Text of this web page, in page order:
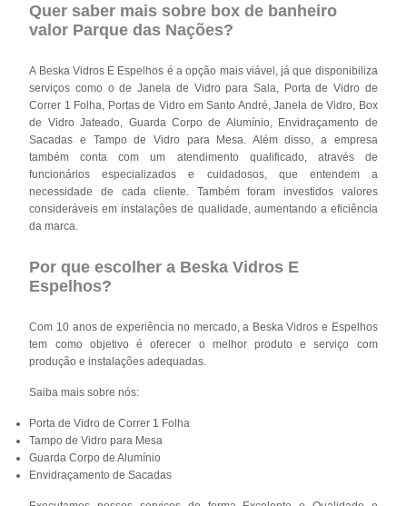
Quer saber mais sobre box de banheiro
valor Parque das Nações?
A Beska Vidros E Espelhos é a opção mais viável, já que disponibiliza
serviços como o de Janela de Vidro para Sala, Porta de Vidro de
Correr 1 Folha, Portas de Vidro em Santo André, Janela de Vidro, Box
de Vidro Jateado, Guarda Corpo de Alumínio, Envidraçamento de
Sacadas e Tampo de Vidro para Mesa. Além disso, a empresa
também conta com um atendimento qualificado, através de
funcionários especializados e cuidadosos, que entendem a
necessidade de cada cliente. Também foram investidos valores
consideráveis em instalações de qualidade, aumentando a eficiência
da marca.
Por que escolher a Beska Vidros E
Espelhos?
Com 10 anos de experiência no mercado, a Beska Vidros e Espelhos
tem como objetivo é oferecer o melhor produto e serviço com
produção e instalações adequadas.
Saiba mais sobre nós:
Porta de Vidro de Correr 1 Folha
Tampo de Vidro para Mesa
Guarda Corpo de Alumínio
Envidraçamento de Sacadas